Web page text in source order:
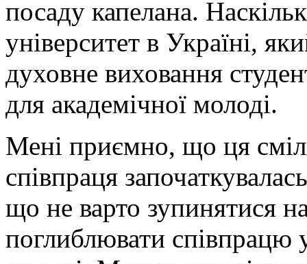
посаду капелана.
університет в Україні,
духовне виховання
для академічної молоді.
Мені приємно, що ця
співпраця
що не варто зупинятися
поглиблювати співпрацю